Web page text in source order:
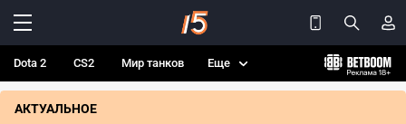
Dota 2 CS2 Мир танков Еще
АКТУАЛЬНОЕ